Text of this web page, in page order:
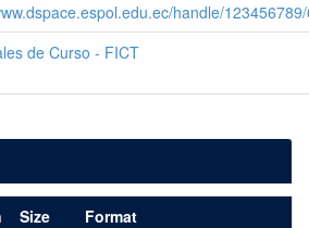
handle/
de Curso - FICT
Size
Format